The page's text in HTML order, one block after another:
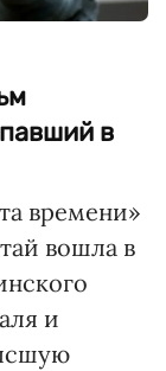
в
времени»
вошла в
и